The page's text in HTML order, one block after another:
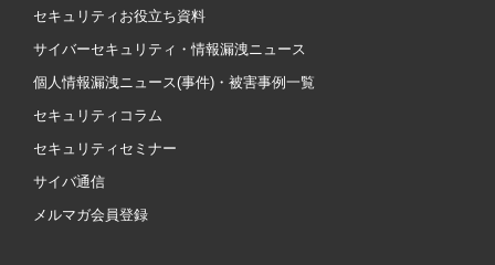
セキュリティお役立ち資料
サイバーセキュリティ・情報漏洩ニュース
個人情報漏洩ニュース(事件)・被害事例一覧
セキュリティコラム
セキュリティセミナー
サイバ通信
メルマガ会員登録